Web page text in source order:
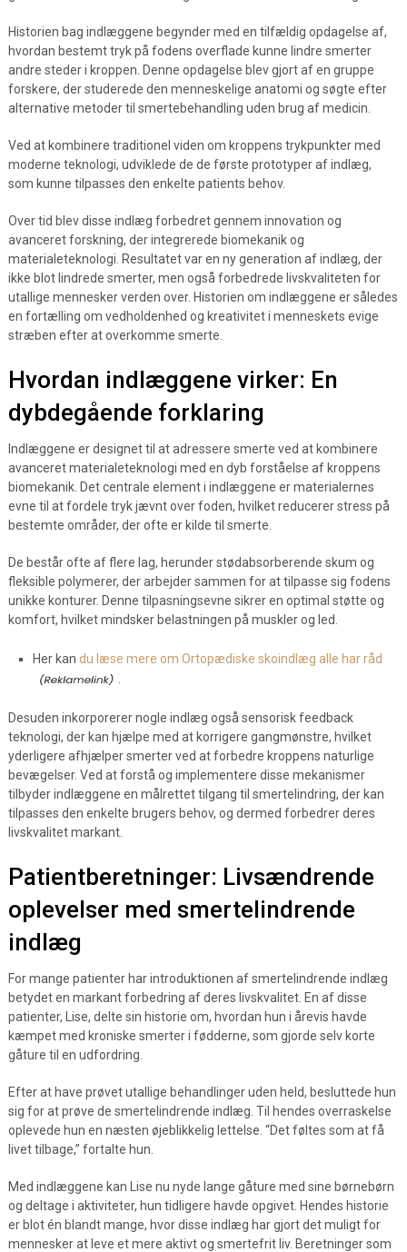
Historien bag indlæggene begynder med en tilfældig opdagelse af,
hvordan bestemt tryk på fodens overflade kunne lindre smerter
andre steder i kroppen. Denne opdagelse blev gjort af en gruppe
forskere, der studerede den menneskelige anatomi og søgte efter
alternative metoder til smertebehandling uden brug af medicin.
Ved at kombinere traditionel viden om kroppens trykpunkter med
moderne teknologi, udviklede de de første prototyper af indlæg,
som kunne tilpasses den enkelte patients behov.
Over tid blev disse indlæg forbedret gennem innovation og
avanceret forskning, der integrerede biomekanik og
materialeteknologi. Resultatet var en ny generation af indlæg, der
ikke blot lindrede smerter, men også forbedrede livskvaliteten for
utallige mennesker verden over. Historien om indlæggene er således
en fortælling om vedholdenhed og kreativitet i menneskets evige
stræben efter at overkomme smerte.
Hvordan indlæggene virker: En
dybdegående forklaring
Indlæggene er designet til at adressere smerte ved at kombinere
avanceret materialeteknologi med en dyb forståelse af kroppens
biomekanik. Det centrale element i indlæggene er materialernes
evne til at fordele tryk jævnt over foden, hvilket reducerer stress på
bestemte områder, der ofte er kilde til smerte.
De består ofte af flere lag, herunder stødabsorberende skum og
fleksible polymerer, der arbejder sammen for at tilpasse sig fodens
unikke konturer. Denne tilpasningsevne sikrer en optimal støtte og
komfort, hvilket mindsker belastningen på muskler og led.
Her kan du læse mere om Ortopædiske skoindlæg alle har råd
Desuden inkorporerer nogle indlæg også sensorisk feedback
teknologi, der kan hjælpe med at korrigere gangmønstre, hvilket
yderligere afhjælper smerter ved at forbedre kroppens naturlige
bevægelser. Ved at forstå og implementere disse mekanismer
tilbyder indlæggene en målrettet tilgang til smertelindring, der kan
tilpasses den enkelte brugers behov, og dermed forbedrer deres
livskvalitet markant.
Patientberetninger: Livsændrende
oplevelser med smertelindrende
indlæg
For mange patienter har introduktionen af smertelindrende indlæg
betydet en markant forbedring af deres livskvalitet. En af disse
patienter, Lise, delte sin historie om, hvordan hun i årevis havde
kæmpet med kroniske smerter i fødderne, som gjorde selv korte
gåture til en udfordring.
Efter at have prøvet utallige behandlinger uden held, besluttede hun
sig for at prøve de smertelindrende indlæg. Til hendes overraskelse
oplevede hun en næsten øjeblikkelig lettelse. “Det føltes som at få
livet tilbage,” fortalte hun.
Med indlæggene kan Lise nu nyde lange gåture med sine børnebørn
og deltage i aktiviteter, hun tidligere havde opgivet. Hendes historie
er blot én blandt mange, hvor disse indlæg har gjort det muligt for
mennesker at leve et mere aktivt og smertefrit liv. Beretninger som